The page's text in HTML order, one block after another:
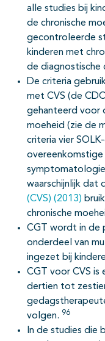
alle studies bij
de chronische
gecontroleerde
kinderen met
de diagnostische
De criteria
met CVS (de
gehanteerd voor
moeheid (zie de
criteria vier
waarschijnlijk dat
(CVS) (2013)
chronische
CGT wordt in de
onderdeel van
ingezet bij
CGT voor CVS is
dertien tot
volgen. 96
In de studies die